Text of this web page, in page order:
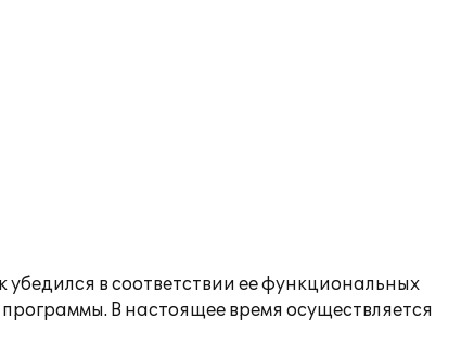
в соответствии ее функциональных
В настоящее время осуществляется